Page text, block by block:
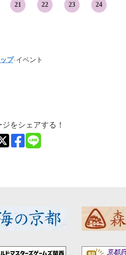
21 22 23 24
ップ›イベント
ジをシェアする！